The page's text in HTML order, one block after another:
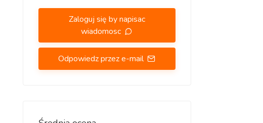
Zaloguj się by napisac
wiadomosc
Odpowiedz przez e-mail